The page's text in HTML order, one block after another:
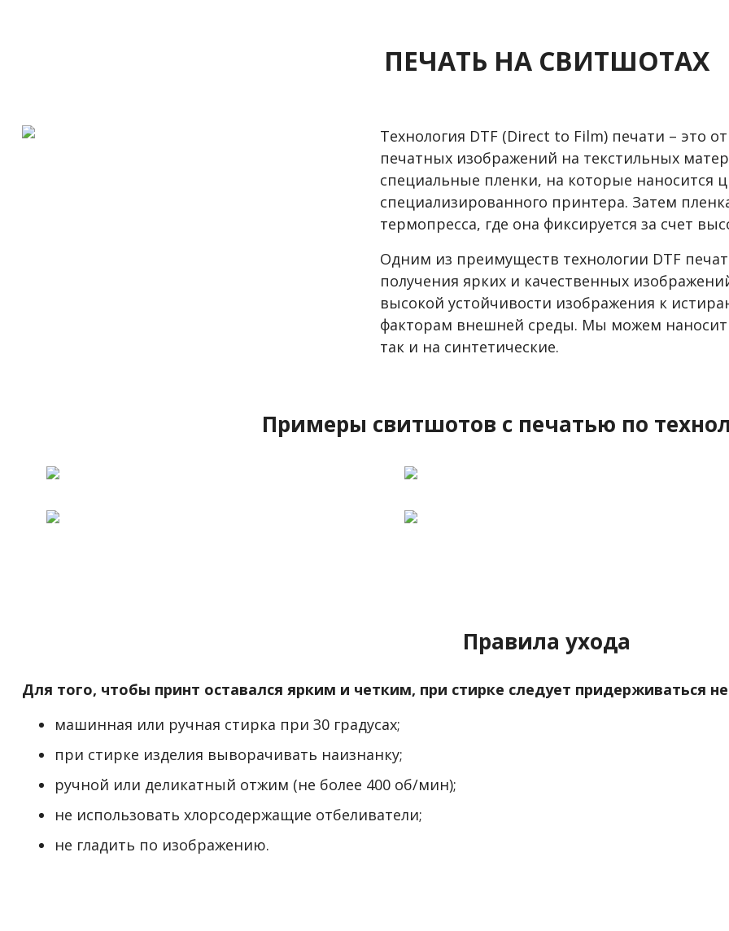
ПЕЧАТЬ НА СВИТШОТАХ
Технология DTF (Direct to Film) печати – это
печатных изображений на текстильных
специальные пленки, на которые
специализированного принтера. Затем
термопресса, где она фиксируется за счет
Одним из преимуществ технологии DTF
получения ярких и качественных
высокой устойчивости изображения к
факторам внешней среды. Мы можем
так и на синтетические.
Примеры свитшотов с печатью по
Правила ухода
Для того, чтобы принт оставался ярким и четким, при стирке следует придерживаться
машинная или ручная стирка при 30 градусах;
при стирке изделия выворачивать наизнанку;
ручной или деликатный отжим (не более 400 об/мин);
не использовать хлорсодержащие отбеливатели;
не гладить по изображению.